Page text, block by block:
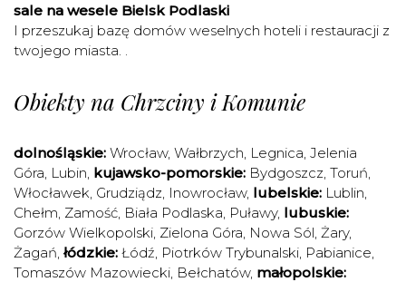
sale na wesele Bielsk Podlaski
I przeszukaj bazę domów weselnych hoteli i restauracji z
twojego miasta. .
Obiekty na Chrzciny i Komunie
dolnośląskie: Wrocław, Wałbrzych, Legnica, Jelenia
Góra, Lubin, kujawsko-pomorskie: Bydgoszcz, Toruń,
Włocławek, Grudziądz, Inowrocław, lubelskie: Lublin,
Chełm, Zamość, Biała Podlaska, Puławy, lubuskie:
Gorzów Wielkopolski, Zielona Góra, Nowa Sól, Żary,
Żagań, łódzkie: Łódź, Piotrków Trybunalski, Pabianice,
Tomaszów Mazowiecki, Bełchatów, małopolskie: